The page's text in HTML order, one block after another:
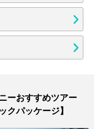
ーおすすめツアー
クパッケージ】